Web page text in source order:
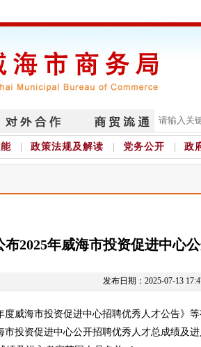
政策法规及解读 党务公开 政
布2025年威海市投资促进中心
发布日期：2025-07-13
度威海市投资促进中心招聘优秀人才公告》
市投资促进中心公开招聘优秀人才总成绩及